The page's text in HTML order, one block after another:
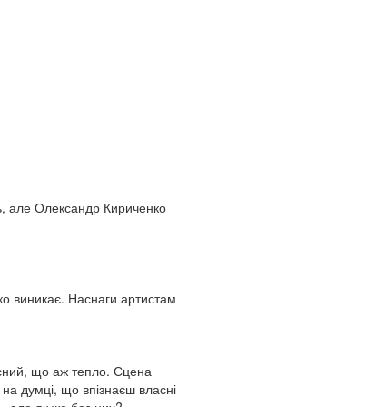
але Олександр Кириченко
виникає. Наснаги артистам
що аж тепло. Сцена
думці, що впізнаєш власні